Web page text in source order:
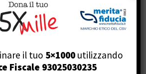
Geriatria B –
del paziente anziano, con
specifici nei casi di disfagia
il tuo 5×1000 utilizzando
Fiscale 93025030235